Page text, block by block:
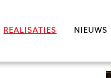
REALISATIES NIEUWS